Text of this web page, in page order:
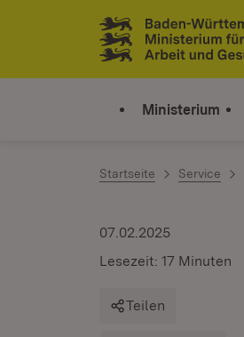
Zum Inhalt springen
Link zur Startseite
Ministerium
Startseite Service
07.02.2025
Lesezeit: 17 Minuten
Teilen